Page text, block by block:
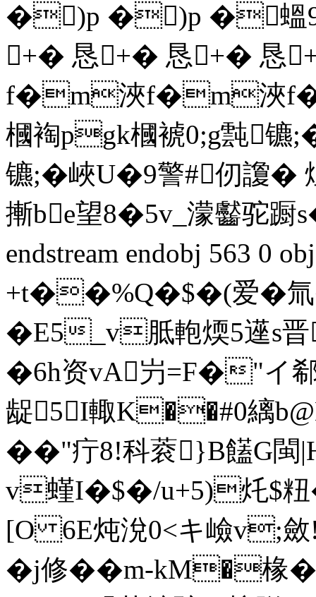
�)p �)p �蝹9
+� 恳+� 恳+� 恳
f�m浹f�m浹
槶裪pgk槶裭0;g霕镳
镳;�峽U�9警#仞讂
摲be望8�5v_濛齾
endstream endobj 563 0
+t��%Q�$�(爱�氚
�E5_v胝軳煗5遳s
�6h资vA屶=F�"イ
龊5I輙K��#0縭
��"疔8!科蓘}B饚G
v螼I�$�/u+5)灹$粈
[O 6E炖涗0<キ嶮
�j修��m-kM�椽�